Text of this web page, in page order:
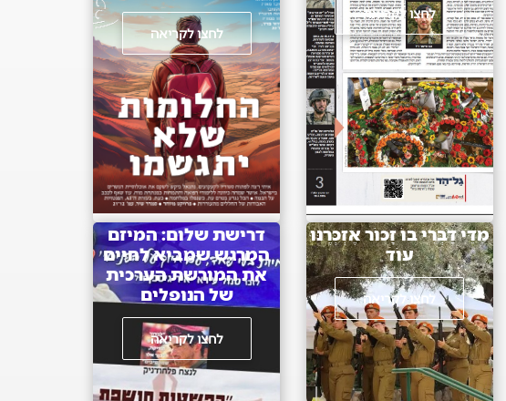
לחצו לקריאה
לחצו לקריאה
מִדֵּי דַבְּרִי בוֹ זָכוֹר אֶזְכְּרֶנּוּ
עוֹד
לחצו לקריאה
דרישת שלום: המיזם
המרגש שמביא לחיים
את המורשת הערכית
של הנופלים
לחצו לקריאה